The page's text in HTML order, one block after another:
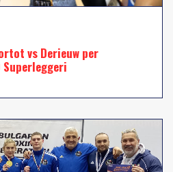
vs Derieuw per